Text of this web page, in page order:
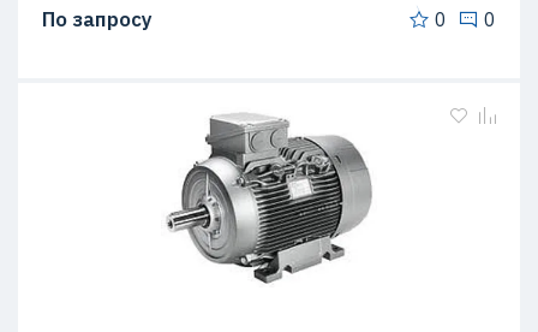
По запросу 0 0